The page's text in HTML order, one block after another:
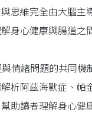
思維完全由大腦主
身心健康與腸道之
情緒問題的共同機
析阿茲海默症、帕
助讀者理解身心健